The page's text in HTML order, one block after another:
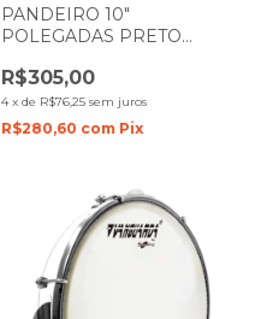
PANDEIRO 10"
POLEGADAS PRETO
PELE TRANSPARENTE
CONTEMPORANEA
R$305,00
4 x de R$76,25 sem juros
R$280,60 com Pix